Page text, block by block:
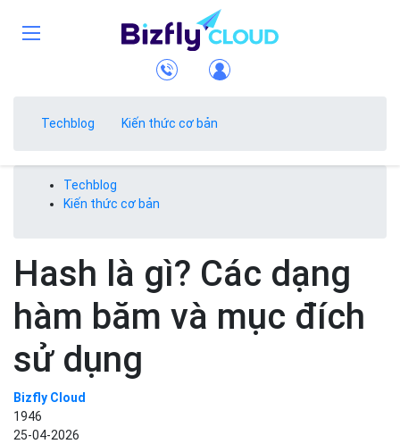
Techblog Kiến thức cơ bản
Techblog
Kiến thức cơ bản
Hash là gì? Các dạng
hàm băm và mục đích
sử dụng
Bizfly Cloud
1946
25-04-2026